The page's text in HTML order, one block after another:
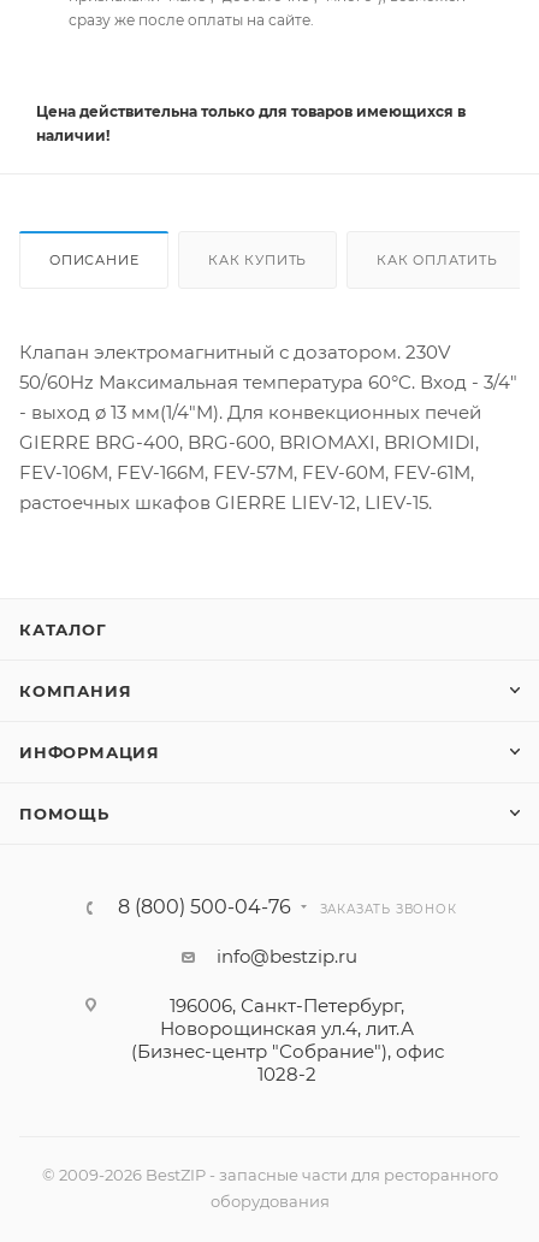
сразу же после оплаты на сайте.
Цена действительна только для товаров имеющихся в
наличии!
ОПИСАНИЕ КАК КУПИТЬ КАК ОПЛАТИТЬ
Клапан электромагнитный с дозатором. 230V
50/60Hz Максимальная температура 60°C. Вход - 3/4"
- выход ø 13 мм(1/4"M). Для конвекционных печей
GIERRE BRG-400, BRG-600, BRIOMAXI, BRIOMIDI,
FEV-106M, FEV-166M, FEV-57M, FEV-60M, FEV-61M,
растоечных шкафов GIERRE LIEV-12, LIEV-15.
КАТАЛОГ
КОМПАНИЯ
ИНФОРМАЦИЯ
ПОМОЩЬ
8 (800) 500-04-76 ЗАКАЗАТЬ ЗВОНОК
info@bestzip.ru
196006, Санкт-Петербург,
Новорощинская ул.4, лит.А
(Бизнес-центр "Собрание"), офис
1028-2
© 2009-2026 BestZIP - запасные части для ресторанного
оборудования